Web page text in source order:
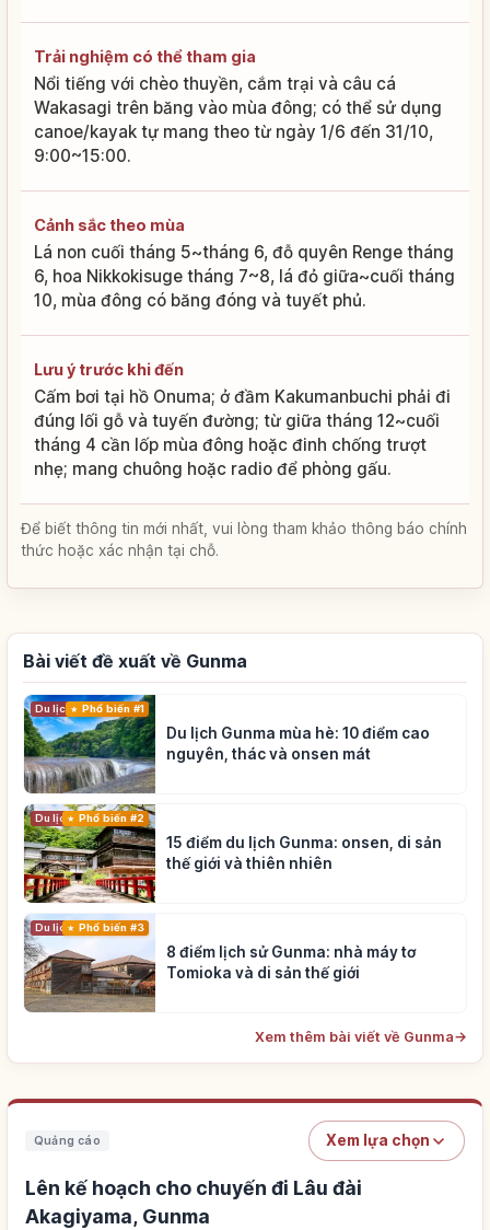
Trải nghiệm có thể tham gia
Nổi tiếng với chèo thuyền, cắm trại và câu cá
Wakasagi trên băng vào mùa đông; có thể sử dụng
canoe/kayak tự mang theo từ ngày 1/6 đến 31/10,
9:00~15:00.
Cảnh sắc theo mùa
Lá non cuối tháng 5~tháng 6, đỗ quyên Renge tháng
6, hoa Nikkokisuge tháng 7~8, lá đỏ giữa~cuối tháng
10, mùa đông có băng đóng và tuyết phủ.
Lưu ý trước khi đến
Cấm bơi tại hồ Onuma; ở đầm Kakumanbuchi phải đi
đúng lối gỗ và tuyến đường; từ giữa tháng 12~cuối
tháng 4 cần lốp mùa đông hoặc đinh chống trượt
nhẹ; mang chuông hoặc radio để phòng gấu.
Để biết thông tin mới nhất, vui lòng tham khảo thông báo chính
thức hoặc xác nhận tại chỗ.
Bài viết đề xuất về Gunma
Du lịch Phổ biến #1
Du lịch Gunma mùa hè: 10 điểm cao
nguyên, thác và onsen mát
Du lịch Phổ biến #2
15 điểm du lịch Gunma: onsen, di sản
thế giới và thiên nhiên
Du lịch Phổ biến #3
8 điểm lịch sử Gunma: nhà máy tơ
Tomioka và di sản thế giới
Xem thêm bài viết về Gunma→
Quảng cáo Xem lựa chọn
Lên kế hoạch cho chuyến đi Lâu đài
Akagiyama, Gunma